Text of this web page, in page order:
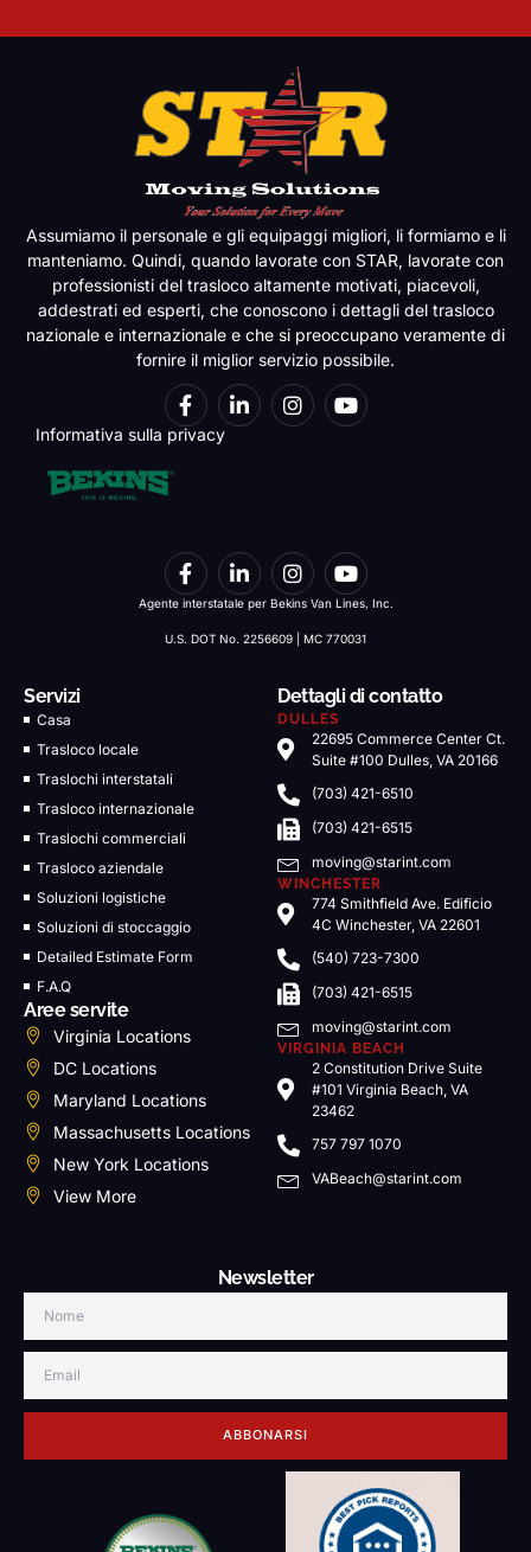
Assumiamo il personale e gli equipaggi migliori, li formiamo e li
manteniamo. Quindi, quando lavorate con STAR, lavorate con
professionisti del trasloco altamente motivati, piacevoli,
addestrati ed esperti, che conoscono i dettagli del trasloco
nazionale e internazionale e che si preoccupano veramente di
fornire il miglior servizio possibile.
Informativa sulla privacy
Agente interstatale per Bekins Van Lines, Inc.
U.S. DOT No. 2256609 | MC 770031
Servizi
Casa
Trasloco locale
Traslochi interstatali
Trasloco internazionale
Traslochi commerciali
Trasloco aziendale
Soluzioni logistiche
Soluzioni di stoccaggio
Detailed Estimate Form
F.A.Q
Aree servite
Virginia Locations
DC Locations
Maryland Locations
Massachusetts Locations
New York Locations
View More
Dettagli di contatto
DULLES
22695 Commerce Center Ct.
Suite #100 Dulles, VA 20166
(703) 421-6510
(703) 421-6515
moving@starint.com
WINCHESTER
774 Smithfield Ave. Edificio
4C Winchester, VA 22601
(540) 723-7300
(703) 421-6515
moving@starint.com
VIRGINIA BEACH
2 Constitution Drive Suite
#101 Virginia Beach, VA
23462
757 797 1070
VABeach@starint.com
Newsletter
ABBONARSI